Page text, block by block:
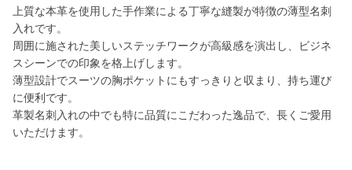
上質な本革を使用した手作業による丁寧な縫製が特徴の薄型名刺
入れです。
周囲に施された美しいステッチワークが高級感を演出し、ビジネ
スシーンでの印象を格上げします。
薄型設計でスーツの胸ポケットにもすっきりと収まり、持ち運び
に便利です。
革製名刺入れの中でも特に品質にこだわった逸品で、長くご愛用
いただけます。